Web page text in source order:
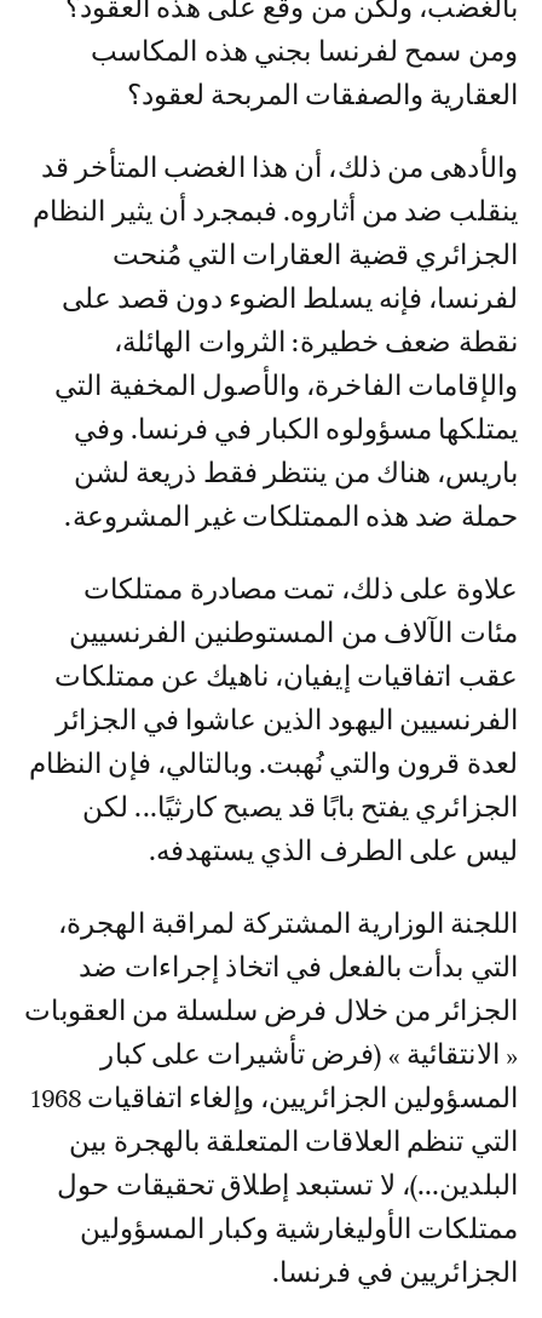
بالغضب، ولكن من وقع على هذه العقود؟
ومن سمح لفرنسا بجني هذه المكاسب
العقارية والصفقات المربحة لعقود؟
والأدهى من ذلك، أن هذا الغضب المتأخر قد
ينقلب ضد من أثاروه. فبمجرد أن يثير النظام
الجزائري قضية العقارات التي مُنحت
لفرنسا، فإنه يسلط الضوء دون قصد على
نقطة ضعف خطيرة: الثروات الهائلة،
والإقامات الفاخرة، والأصول المخفية التي
يمتلكها مسؤولوه الكبار في فرنسا. وفي
باريس، هناك من ينتظر فقط ذريعة لشن
حملة ضد هذه الممتلكات غير المشروعة.
علاوة على ذلك، تمت مصادرة ممتلكات
مئات الآلاف من المستوطنين الفرنسيين
عقب اتفاقيات إيفيان، ناهيك عن ممتلكات
الفرنسيين اليهود الذين عاشوا في الجزائر
لعدة قرون والتي نُهبت. وبالتالي، فإن النظام
الجزائري يفتح بابًا قد يصبح كارثيًا... لكن
ليس على الطرف الذي يستهدفه.
اللجنة الوزارية المشتركة لمراقبة الهجرة،
التي بدأت بالفعل في اتخاذ إجراءات ضد
الجزائر من خلال فرض سلسلة من العقوبات
« الانتقائية » (فرض تأشيرات على كبار
المسؤولين الجزائريين، وإلغاء اتفاقيات 1968
التي تنظم العلاقات المتعلقة بالهجرة بين
البلدين...)، لا تستبعد إطلاق تحقيقات حول
ممتلكات الأوليغارشية وكبار المسؤولين
الجزائريين في فرنسا.